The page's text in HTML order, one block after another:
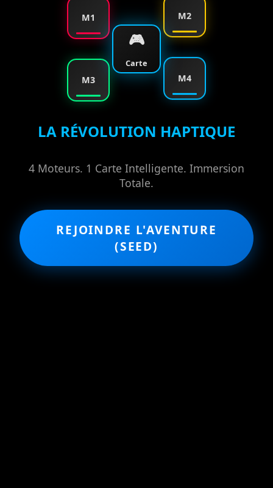
M1 M2
M3 M4
🎮
Carte
LA RÉVOLUTION HAPTIQUE
4 Moteurs. 1 Carte Intelligente. Immersion
Totale.
REJOINDRE L'AVENTURE
(SEED)